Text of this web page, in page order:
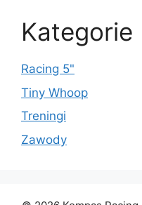
Kategorie
Racing 5"
Tiny Whoop
Treningi
Zawody